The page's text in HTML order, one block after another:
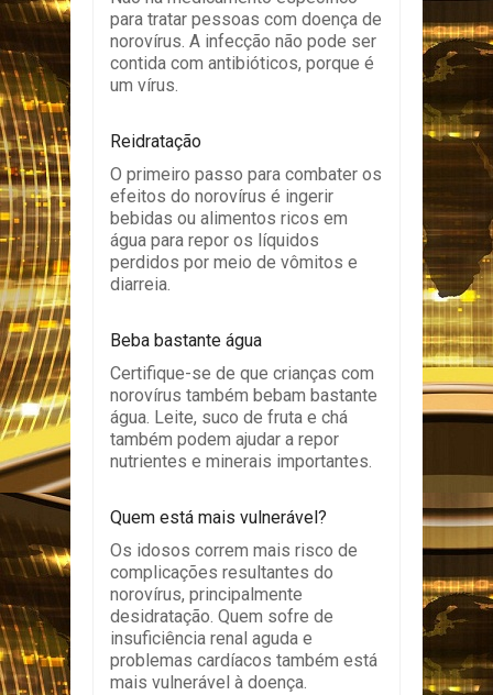
para tratar pessoas com doença de
norovírus. A infecção não pode ser
contida com antibióticos, porque é
um vírus.
Reidratação
O primeiro passo para combater os
efeitos do norovírus é ingerir
bebidas ou alimentos ricos em
água para repor os líquidos
perdidos por meio de vômitos e
diarreia.
Beba bastante água
Certifique-se de que crianças com
norovírus também bebam bastante
água. Leite, suco de fruta e chá
também podem ajudar a repor
nutrientes e minerais importantes.
Quem está mais vulnerável?
Os idosos correm mais risco de
complicações resultantes do
norovírus, principalmente
desidratação. Quem sofre de
insuficiência renal aguda e
problemas cardíacos também está
mais vulnerável à doença.